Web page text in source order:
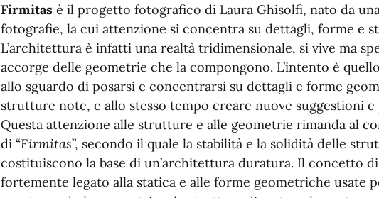
Firmitasè il progetto fotografico di Laura Ghisolfi, nato da
fotografie, la cui attenzione si concentra su dettagli, forme e
L’architettura è infatti una realtà tridimensionale, si vive ma
accorge delle geometrie che la compongono. L’intento è
allo sguardo di posarsi e concentrarsi su dettagli e forme
strutture note, e allo stesso tempo creare nuove suggestioni
Questa attenzione alle strutture e alle geometrie rimanda al
di “Firmitas”, secondo il quale la stabilità e la solidità delle
costituiscono la base di un’architettura duratura. Il concetto
fortemente legato alla statica e alle forme geometriche usate